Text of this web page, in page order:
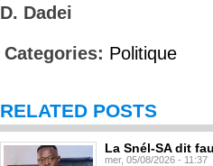
D. Dadei
Categories: Politique
RELATED POSTS
La Snél-SA dit
mer, 05/08/2026 - 11:37